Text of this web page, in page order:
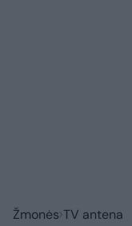
Žmonės TV antena